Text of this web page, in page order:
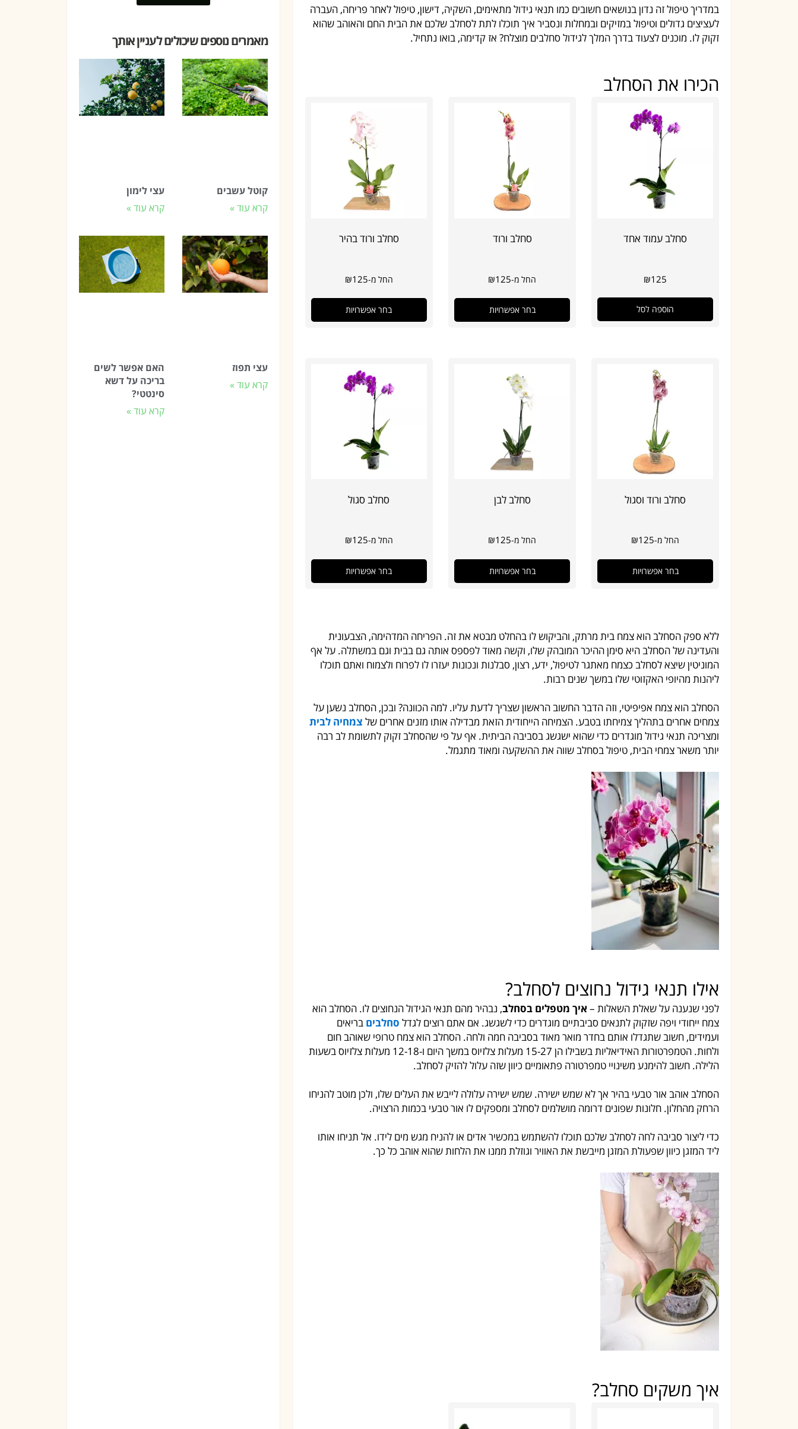
במדריך טיפול זה נדון בנושאים חשובים כמו תנאי גידול מתאימים, השקיה, דישון, טיפול לאחר פריחה, העברה
לעציצים גדולים וטיפול במזיקים ובמחלות ונסביר איך תוכלו לתת לסחלב שלכם את הבית החם והאוהב שהוא
זקוק לו. מוכנים לצעוד בדרך המלך לגידול סחלבים מוצלח? אז קדימה, בואו נתחיל.
הכירו את הסחלב
סחלב עמוד אחד
₪125
הוספה לסל
סחלב ורוד
החל מ- ₪125
בחר אפשרויות
סחלב ורוד בהיר
החל מ- ₪125
בחר אפשרויות
סחלב ורוד וסגול
החל מ- ₪125
בחר אפשרויות
סחלב לבן
החל מ- ₪125
בחר אפשרויות
סחלב סגול
החל מ- ₪125
בחר אפשרויות
ללא ספק הסחלב הוא צמח בית מרתק, והביקוש לו בהחלט מבטא את זה. הפריחה המדהימה, הצבעונית
והעדינה של הסחלב היא סימן ההיכר המובהק שלו, וקשה מאוד לפספס אותה גם בבית וגם במשתלה. על אף
המוניטין שיצא לסחלב כצמח מאתגר לטיפול, ידע, רצון, סבלנות ונכונות יעזרו לו לפרוח ולצמוח ואתם תוכלו
ליהנות מהיופי האקזוטי שלו במשך שנים רבות.
הסחלב הוא צמח אפיפיטי, וזה הדבר החשוב הראשון שצריך לדעת עליו. למה הכוונה? ובכן, הסחלב נשען על
צמחים אחרים בתהליך צמיחתו בטבע. הצמיחה הייחודית הזאת מבדילה אותו מזנים אחרים של צמחיה לבית
ומצריכה תנאי גידול מוגדרים כדי שהוא ישגשג בסביבה הביתית. אף על פי שהסחלב זקוק לתשומת לב רבה
יותר משאר צמחי הבית, טיפול בסחלב שווה את ההשקעה ומאוד מתגמל.
אילו תנאי גידול נחוצים לסחלב?
לפני שנענה על שאלת השאלות – איך מטפלים בסחלב, נבהיר מהם תנאי הגידול הנחוצים לו. הסחלב הוא
צמח ייחודי ויפה שזקוק לתנאים סביבתיים מוגדרים כדי לשגשג. אם אתם רוצים לגדל סחלבים בריאים
ועמידים, חשוב שתגדלו אותם בחדר מואר מאוד בסביבה חמה ולחה. הסחלב הוא צמח טרופי שאוהב חום
ולחות. הטמפרטורות האידיאליות בשבילו הן 15-27 מעלות צלזיוס במשך היום ו-12-18 מעלות צלזיוס בשעות
הלילה. חשוב להימנע משינויי טמפרטורה פתאומיים כיוון שזה עלול להזיק לסחלב.
הסחלב אוהב אור טבעי בהיר אך לא שמש ישירה. שמש ישירה עלולה לייבש את העלים שלו, ולכן מוטב להניחו
הרחק מהחלון. חלונות שפונים דרומה מושלמים לסחלב ומספקים לו אור טבעי בכמות הרצויה.
כדי ליצור סביבה לחה לסחלב שלכם תוכלו להשתמש במכשיר אדים או להניח מגש מים לידו. אל תניחו אותו
ליד המזגן כיוון שפעולת המזגן מייבשת את האוויר וגוזלת ממנו את הלחות שהוא אוהב כל כך.
איך משקים סחלב?
מאמרים נוספים שיכולים לעניין אותך
קוטל עשבים
קרא עוד »
עצי לימון
קרא עוד »
עצי תפוז
קרא עוד »
האם אפשר לשים
בריכה על דשא
סינטטי?
קרא עוד »